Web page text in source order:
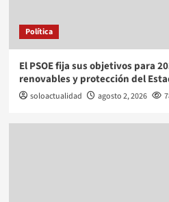
Política
El PSOE fija sus objetivos para
renovables y protección del
soloactualidad agosto 2, 2026